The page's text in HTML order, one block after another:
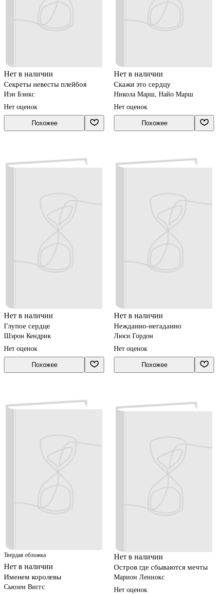
Нет в наличии
Секреты невесты плейбоя
Иэн Бэнкс
Нет оценок
Похожее
Нет в наличии
Скажи это сердцу
Никола Марш, Найо Марш
Нет оценок
Похожее
Нет в наличии
Глупое сердце
Шэрон Кендрик
Нет оценок
Похожее
Нет в наличии
Нежданно-негаданно
Люси Гордон
Нет оценок
Похожее
Твердая обложка
Нет в наличии
Именем королевы
Сьюзен Виггс
Нет в наличии
Остров где сбываются мечты
Марион Леннокс
Нет оценок